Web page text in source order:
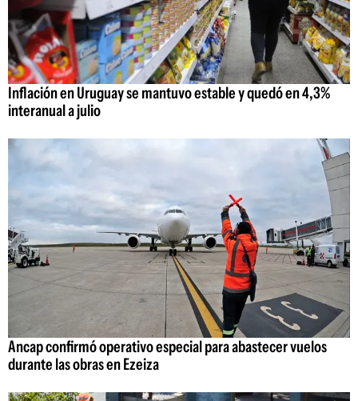
Inflación en Uruguay se mantuvo estable y quedó en 4,3%
interanual a julio
Ancap confirmó operativo especial para abastecer vuelos
durante las obras en Ezeiza